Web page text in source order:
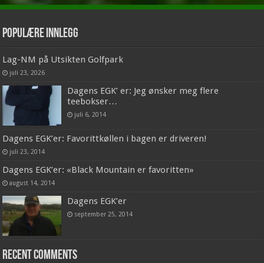
Populære innlegg
Lag-NM på Utsikten Golfpark
juli 23, 2026
Dagens EGK’ er: Jeg ønsker meg flere
teebokser…
juli 6, 2014
Dagens EGK’er: Favorittkøllen i bagen er driveren!
juli 23, 2014
Dagens EGK’er: «Black Mountain er favoritten»
august 14, 2014
Dagens EGK’er
september 25, 2014
Recent Comments